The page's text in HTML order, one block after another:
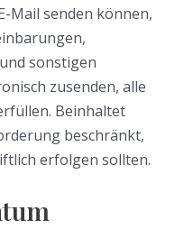
Mail senden können,
sonstigen
zusenden, alle
Beinhaltet
beschränkt,
erfolgen sollten.